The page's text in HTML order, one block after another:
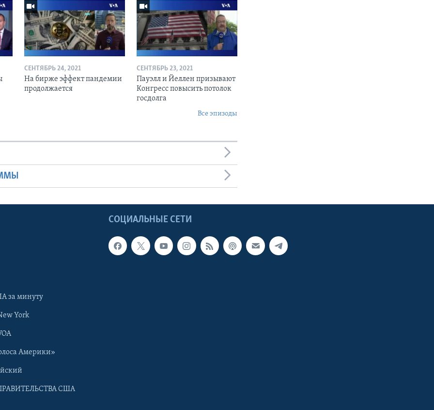
СЕНТЯБРЬ 24, 2021
На бирже эффект пандемии
продолжается
СЕНТЯБРЬ 23, 2021
Пауэлл и Йеллен призывают
Конгресс повысить потолок
госдолга
Все эпизоды
СОЦИАЛЬНЫЕ СЕТИ
за минуту
York
Америки»
США